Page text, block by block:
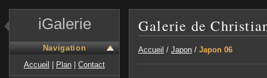
iGalerie
Navigation
Accueil
Plan Contact
Galerie de
Accueil / Japon / Japon 06